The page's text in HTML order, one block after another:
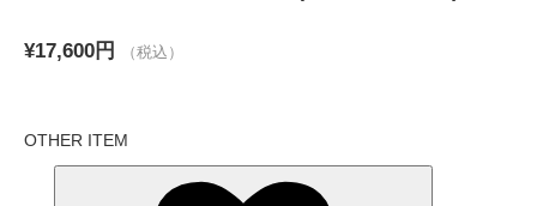
¥17,600円 （税込）
OTHER ITEM